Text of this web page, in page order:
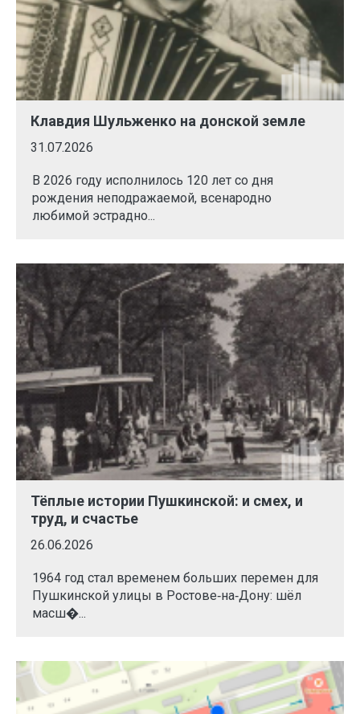
Клавдия Шульженко на донской земле
31.07.2026
В 2026 году исполнилось 120 лет со дня
рождения неподражаемой, всенародно
любимой эстрадно...
Тёплые истории Пушкинской: и смех, и
труд, и счастье
26.06.2026
1964 год стал временем больших перемен для
Пушкинской улицы в Ростове‑на‑Дону: шёл
масш�...